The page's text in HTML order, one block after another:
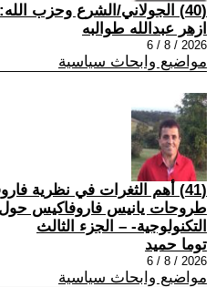
(40) الجولاني/الشرع وحزب الله: ما الذي تغيّر..؟!
ازهر عبدالله طوالبه
2026 / 8 / 6
مواضيع وابحاث سياسية
(41) أهم الثغرات في نظرية
طروحات يانيس فاروفاكيس حول
التكنولوجية- – الجزء الثالث
توما حميد
2026 / 8 / 6
مواضيع وابحاث سياسية